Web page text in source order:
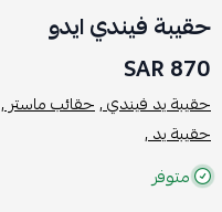
حقيبة فيندي ايدو
870 SAR
حقيبة يد فيندي ,حقائب ماستر ,
حقيبة يد ,
متوفر